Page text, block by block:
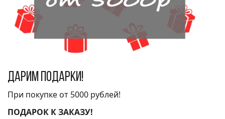
Дарим подарки!
При покупке от 5000 рублей!
ПОДАРОК К ЗАКАЗУ!